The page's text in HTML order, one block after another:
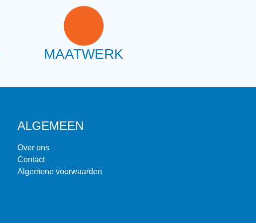
MAATWERK
ALGEMEEN
Over ons
Contact
Algemene voorwaarden